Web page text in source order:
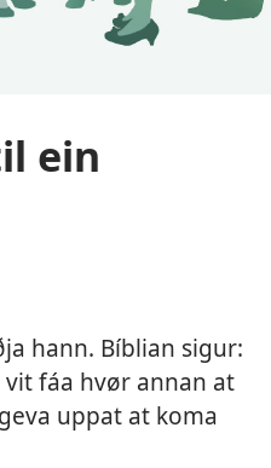
ein
hann. Bíblian sigur:
fáa hvør annan at
uppat at koma